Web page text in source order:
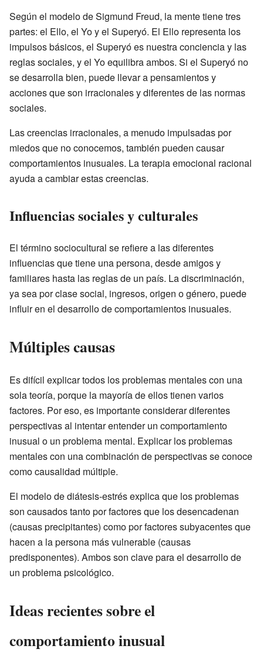
Según el modelo de Sigmund Freud, la mente tiene tres
partes: el Ello, el Yo y el Superyó. El Ello representa los
impulsos básicos, el Superyó es nuestra conciencia y las
reglas sociales, y el Yo equilibra ambos. Si el Superyó no
se desarrolla bien, puede llevar a pensamientos y
acciones que son irracionales y diferentes de las normas
sociales.
Las creencias irracionales, a menudo impulsadas por
miedos que no conocemos, también pueden causar
comportamientos inusuales. La terapia emocional racional
ayuda a cambiar estas creencias.
Influencias sociales y culturales
El término sociocultural se refiere a las diferentes
influencias que tiene una persona, desde amigos y
familiares hasta las reglas de un país. La discriminación,
ya sea por clase social, ingresos, origen o género, puede
influir en el desarrollo de comportamientos inusuales.
Múltiples causas
Es difícil explicar todos los problemas mentales con una
sola teoría, porque la mayoría de ellos tienen varios
factores. Por eso, es importante considerar diferentes
perspectivas al intentar entender un comportamiento
inusual o un problema mental. Explicar los problemas
mentales con una combinación de perspectivas se conoce
como causalidad múltiple.
El modelo de diátesis-estrés explica que los problemas
son causados tanto por factores que los desencadenan
(causas precipitantes) como por factores subyacentes que
hacen a la persona más vulnerable (causas
predisponentes). Ambos son clave para el desarrollo de
un problema psicológico.
Ideas recientes sobre el
comportamiento inusual